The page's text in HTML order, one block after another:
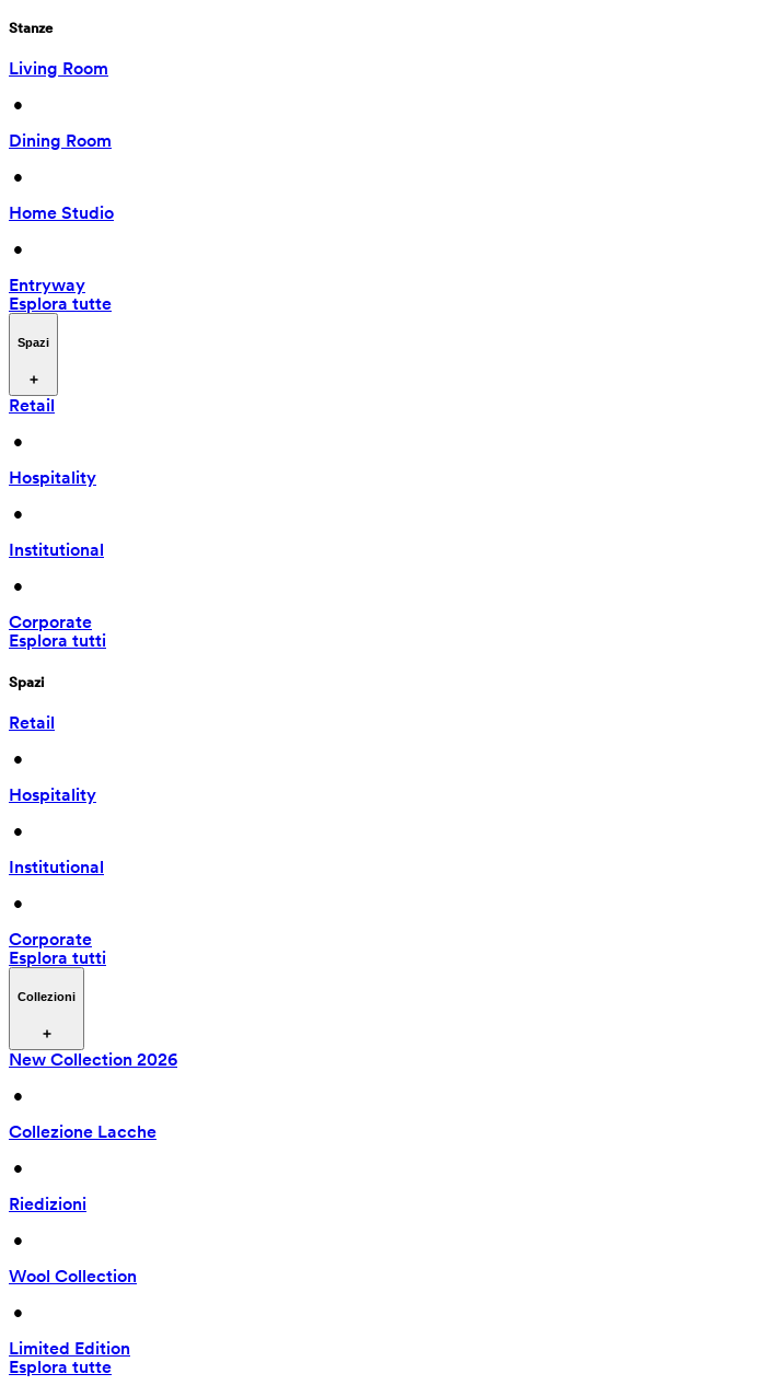
Stanze
Living Room
•
Dining Room
•
Home Studio
•
Entryway
Esplora tutte
Spazi
Retail
•
Hospitality
•
Institutional
•
Corporate
Esplora tutti
Spazi
Retail
•
Hospitality
•
Institutional
•
Corporate
Esplora tutti
Collezioni
New Collection 2026
•
Collezione Lacche
•
Riedizioni
•
Wool Collection
•
Limited Edition
Esplora tutte